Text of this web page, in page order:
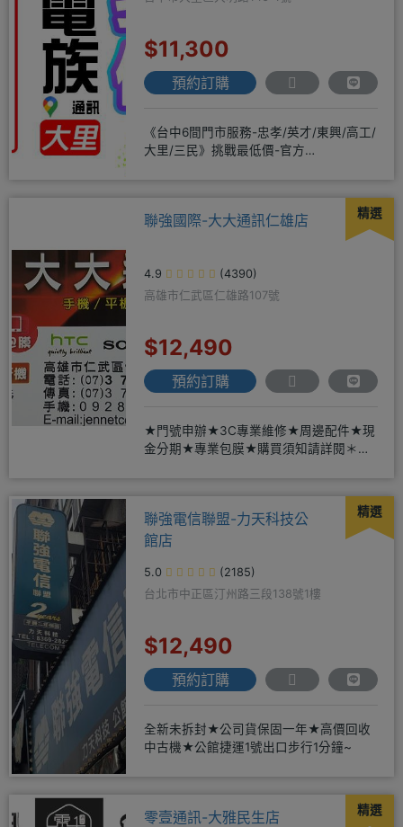
$11,300
預約訂購
《台中6間門市服務-忠孝/英才/東興/高工/
大里/三民》挑戰最低價-官方
精選
聯強國際-大大通訊仁雄店
4.9
(4390)
高雄市仁武區仁雄路107號
$12,490
預約訂購
★門號申辦★3C專業維修★周邊配件★現
金分期★專業包膜★購買須知請詳閱＊來
精選
聯強電信聯盟-力天科技公
館店
5.0
(2185)
台北市中正區汀州路三段138號1樓
$12,490
預約訂購
全新未拆封★公司貨保固一年★高價回收
中古機★公館捷運1號出口步行1分鐘~
精選
零壹通訊-大雅民生店